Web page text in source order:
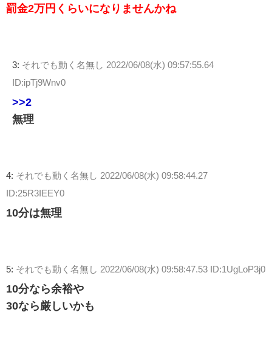
罰金2万円くらいになりませんかね
3: それでも動く名無し 2022/06/08(水) 09:57:55.64
ID:ipTj9Wnv0
>>2
無理
4: それでも動く名無し 2022/06/08(水) 09:58:44.27
ID:25R3IEEY0
10分は無理
5: それでも動く名無し 2022/06/08(水) 09:58:47.53 ID:1UgLoP3j0
10分なら余裕や
30なら厳しいかも